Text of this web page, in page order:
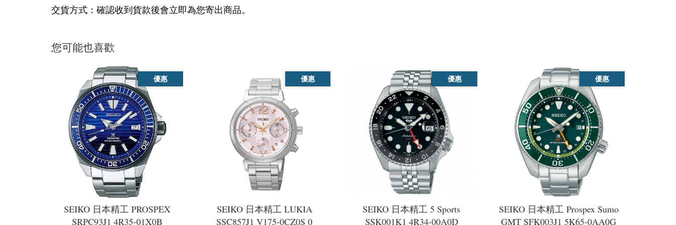
交貨方式：確認收到貨款後會立即為您寄出商品。
您可能也喜歡
優惠
SEIKO 日本精工 PROSPEX
SRPC93J1 4R35-01X0B
優惠
SEIKO 日本精工 LUKIA
SSC857J1 V175-0CZ0S 0
優惠
SEIKO 日本精工 5 Sports
SSK001K1 4R34-00A0D
優惠
SEIKO 日本精工 Prospex Sumo
GMT SFK003J1 5K65-0AA0G